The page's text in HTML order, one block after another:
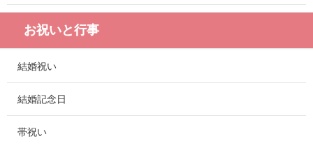
お祝いと行事
結婚祝い
結婚記念日
帯祝い